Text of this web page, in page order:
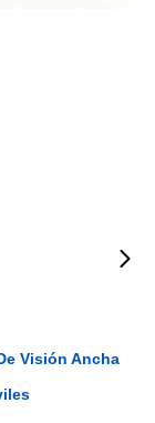
Visión Ancha